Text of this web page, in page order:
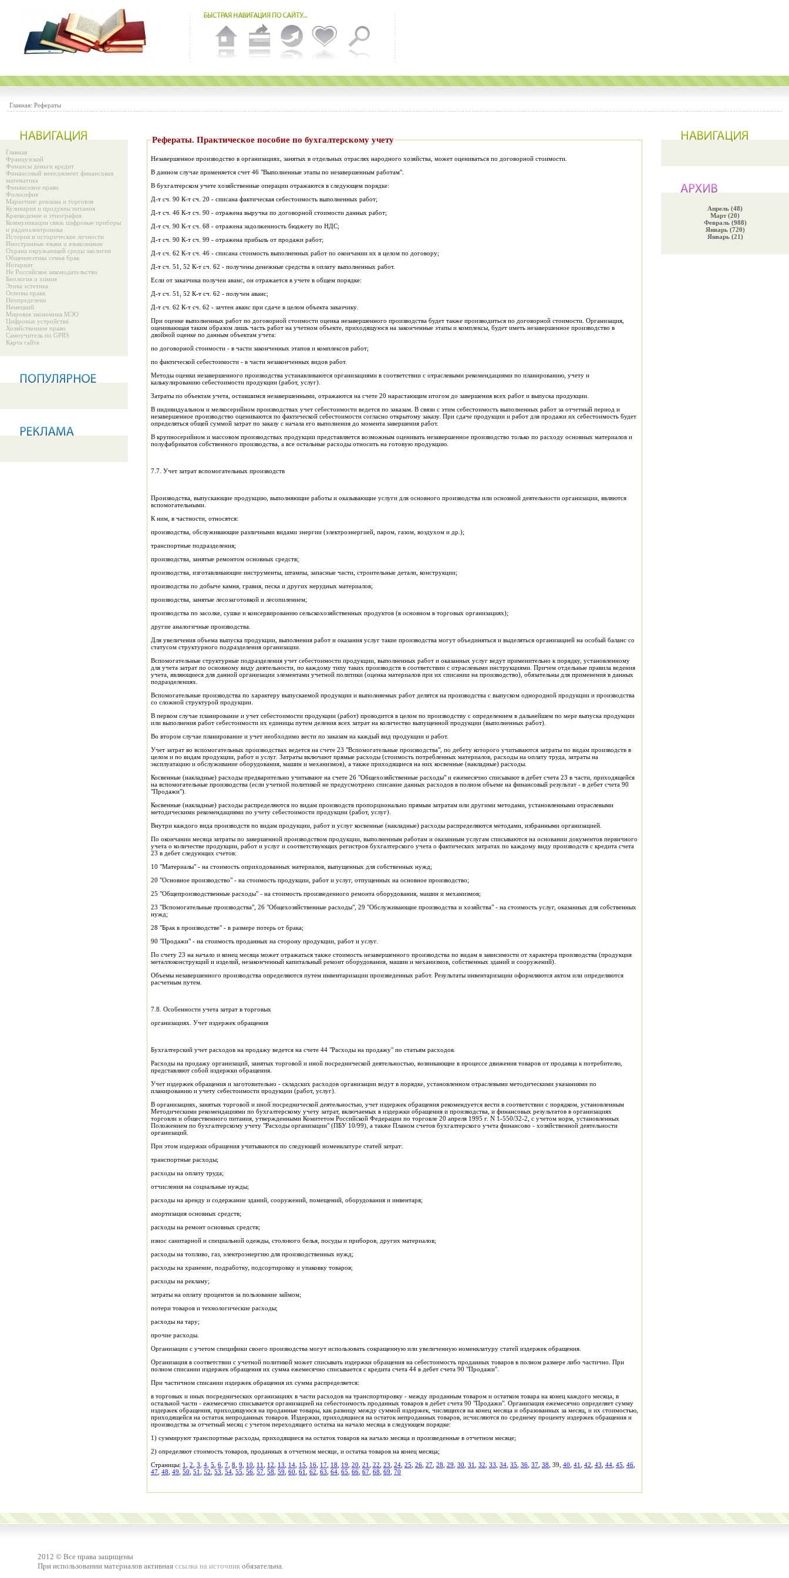
Главная: Рефераты
Главная
Французский
Финансы деньги кредит
Финансовый менеджмент финансовая
математика
Финансовое право
Философия
Маркетинг реклама и торговля
Кулинария и продукты питания
Краеведение и этнография
Коммуникации связь цифровые приборы
и радиоэлектроника
История и исторические личности
Иностранные языки и языкознание
Охрана окружающей среды экология
Общениеэтика семья брак
Нотариат
Не Российское законодательство
Биология и химия
Этика эстетика
Основы права
Неопределено
Немецкий
Мировая экономика МЭО
Цифровые устройства
Хозяйственное право
Самоучитель по GPRS
Карта сайта
Рефераты. Практическое пособие по бухгалтерскому учету
Незавершенное производство в организациях, занятых в отдельных отраслях народного хозяйства, может оцениваться по договорной стоимости.
В данном случае применяется счет 46 "Выполненные этапы по незавершенным работам".
В бухгалтерском учете хозяйственные операции отражаются в следующем порядке:
Д-т сч. 90 К-т сч. 20 - списана фактическая себестоимость выполненных работ;
Д-т сч. 46 К-т сч. 90 - отражена выручка по договорной стоимости данных работ;
Д-т сч. 90 К-т сч. 68 - отражена задолженность бюджету по НДС;
Д-т сч. 90 К-т сч. 99 - отражена прибыль от продажи работ;
Д-т сч. 62 К-т сч. 46 - списана стоимость выполненных работ по окончании их в целом по договору;
Д-т сч. 51, 52 К-т сч. 62 - получены денежные средства в оплату выполненных работ.
Если от заказчика получен аванс, он отражается в учете в общем порядке:
Д-т сч. 51, 52 К-т сч. 62 - получен аванс;
Д-т сч. 62 К-т сч. 62 - зачтен аванс при сдаче в целом объекта заказчику.
При оценке выполненных работ по договорной стоимости оценка незавершенного производства будет также производиться по договорной стоимости. Организация,
оценивающая таким образом лишь часть работ на учетном объекте, приходящуюся на законченные этапы и комплексы, будет иметь незавершенное производство в
двойной оценке по данным объектам учета:
по договорной стоимости - в части законченных этапов и комплексов работ;
по фактической себестоимости - в части незаконченных видов работ.
Методы оценки незавершенного производства устанавливаются организациями в соответствии с отраслевыми рекомендациями по планированию, учету и
калькулированию себестоимости продукции (работ, услуг).
Затраты по объектам учета, оставшимся незавершенными, отражаются на счете 20 нарастающим итогом до завершения всех работ и выпуска продукции.
В индивидуальном и мелкосерийном производствах учет себестоимости ведется по заказам. В связи с этим себестоимость выполненных работ за отчетный период и
незавершенное производство оцениваются по фактической себестоимости согласно открытому заказу. При сдаче продукции и работ для продажи их себестоимость будет
определяться общей суммой затрат по заказу с начала его выполнения до момента завершения работ.
В крупносерийном и массовом производствах продукции представляется возможным оценивать незавершенное производство только по расходу основных материалов и
полуфабрикатов собственного производства, а все остальные расходы относить на готовую продукцию.
7.7. Учет затрат вспомогательных производств
Производства, выпускающие продукцию, выполняющие работы и оказывающие услуги для основного производства или основной деятельности организации, являются
вспомогательными.
К ним, в частности, относятся:
производства, обслуживающие различными видами энергии (электроэнергией, паром, газом, воздухом и др.);
транспортные подразделения;
производства, занятые ремонтом основных средств;
производства, изготавливающие инструменты, штампы, запасные части, строительные детали, конструкции;
производства по добыче камня, гравия, песка и других нерудных материалов;
производства, занятые лесозаготовкой и лесопилением;
производства по засолке, сушке и консервированию сельскохозяйственных продуктов (в основном в торговых организациях);
другие аналогичные производства.
Для увеличения объема выпуска продукции, выполнения работ и оказания услуг такие производства могут объединяться и выделяться организацией на особый баланс со
статусом структурного подразделения организации.
Вспомогательные структурные подразделения учет себестоимости продукции, выполненных работ и оказанных услуг ведут применительно к порядку, установленному
для учета затрат по основному виду деятельности, по каждому типу таких производств в соответствии с отраслевыми инструкциями. Причем отдельные правила ведения
учета, являющиеся для данной организации элементами учетной политики (оценка материалов при их списании на производство), обязательны для применения в данных
подразделениях.
Вспомогательные производства по характеру выпускаемой продукции и выполняемых работ делятся на производства с выпуском однородной продукции и производства
со сложной структурой продукции.
В первом случае планирование и учет себестоимости продукции (работ) проводится в целом по производству с определением в дальнейшем по мере выпуска продукции
или выполнения работ себестоимости их единицы путем деления всех затрат на количество выпущенной продукции (выполненных работ).
Во втором случае планирование и учет необходимо вести по заказам на каждый вид продукции и работ.
Учет затрат во вспомогательных производствах ведется на счете 23 "Вспомогательные производства", по дебету которого учитываются затраты по видам производств в
целом и по видам продукции, работ и услуг. Затраты включают прямые расходы (стоимость потребленных материалов, расходы на оплату труда, затраты на
эксплуатацию и обслуживание оборудования, машин и механизмов), а также приходящиеся на них косвенные (накладные) расходы.
Косвенные (накладные) расходы предварительно учитывают на счете 26 "Общехозяйственные расходы" и ежемесячно списывают в дебет счета 23 в части, приходящейся
на вспомогательные производства (если учетной политикой не предусмотрено списание данных расходов в полном объеме на финансовый результат - в дебет счета 90
"Продажи").
Косвенные (накладные) расходы распределяются по видам производств пропорционально прямым затратам или другими методами, установленными отраслевыми
методическими рекомендациями по учету себестоимости продукции (работ, услуг).
Внутри каждого вида производств по видам продукции, работ и услуг косвенные (накладные) расходы распределяются методами, избранными организацией.
По окончании месяца затраты по завершенной производством продукции, выполненным работам и оказанным услугам списываются на основании документов первичного
учета о количестве продукции, работ и услуг и соответствующих регистров бухгалтерского учета о фактических затратах по каждому виду производств с кредита счета
23 в дебет следующих счетов:
10 "Материалы" - на стоимость оприходованных материалов, выпущенных для собственных нужд;
20 "Основное производство" - на стоимость продукции, работ и услуг, отпущенных на основное производство;
25 "Общепроизводственные расходы" - на стоимость произведенного ремонта оборудования, машин и механизмов;
23 "Вспомогательные производства", 26 "Общехозяйственные расходы", 29 "Обслуживающие производства и хозяйства" - на стоимость услуг, оказанных для собственных
нужд;
28 "Брак в производстве" - в размере потерь от брака;
90 "Продажи" - на стоимость проданных на сторону продукции, работ и услуг.
По счету 23 на начало и конец месяца может отражаться также стоимость незавершенного производства по видам в зависимости от характера производства (продукция
металлоконструкций и изделий, незаконченный капитальный ремонт оборудования, машин и механизмов, собственных зданий и сооружений).
Объемы незавершенного производства определяются путем инвентаризации произведенных работ. Результаты инвентаризации оформляются актом или определяются
расчетным путем.
7.8. Особенности учета затрат в торговых
организациях. Учет издержек обращения
Бухгалтерский учет расходов на продажу ведется на счете 44 "Расходы на продажу" по статьям расходов.
Расходы на продажу организаций, занятых торговой и иной посреднической деятельностью, возникающие в процессе движения товаров от продавца к потребителю,
представляют собой издержки обращения.
Учет издержек обращения и заготовительно - складских расходов организации ведут в порядке, установленном отраслевыми методическими указаниями по
планированию и учету себестоимости продукции (работ, услуг).
В организациях, занятых торговой и иной посреднической деятельностью, учет издержек обращения рекомендуется вести в соответствии с порядком, установленным
Методическими рекомендациями по бухгалтерскому учету затрат, включаемых в издержки обращения и производства, и финансовых результатов в организациях
торговли и общественного питания, утвержденными Комитетом Российской Федерации по торговле 20 апреля 1995 г. N 1-550/32-2, с учетом норм, установленных
Положением по бухгалтерскому учету "Расходы организации" (ПБУ 10/99), а также Планом счетов бухгалтерского учета финансово - хозяйственной деятельности
организаций.
При этом издержки обращения учитываются по следующей номенклатуре статей затрат:
транспортные расходы;
расходы на оплату труда;
отчисления на социальные нужды;
расходы на аренду и содержание зданий, сооружений, помещений, оборудования и инвентаря;
амортизация основных средств;
расходы на ремонт основных средств;
износ санитарной и специальной одежды, столового белья, посуды и приборов, других материалов;
расходы на топливо, газ, электроэнергию для производственных нужд;
расходы на хранение, подработку, подсортировку и упаковку товаров;
расходы на рекламу;
затраты на оплату процентов за пользование займом;
потери товаров и технологические расходы;
расходы на тару;
прочие расходы.
Организации с учетом специфики своего производства могут использовать сокращенную или увеличенную номенклатуру статей издержек обращения.
Организация в соответствии с учетной политикой может списывать издержки обращения на себестоимость проданных товаров в полном размере либо частично. При
полном списании издержек обращения их сумма ежемесячно списывается с кредита счета 44 в дебет счета 90 "Продажи".
При частичном списании издержек обращения их сумма распределяется:
в торговых и иных посреднических организациях в части расходов на транспортировку - между проданным товаром и остатком товара на конец каждого месяца, в
остальной части - ежемесячно списывается организацией на себестоимость проданных товаров в дебет счета 90 "Продажи". Организация ежемесячно определяет сумму
издержек обращения, приходящуюся на проданные товары, как разницу между суммой издержек, числящихся на конец месяца и образованных за месяц, и их стоимостью,
приходящейся на остаток непроданных товаров. Издержки, приходящиеся на остаток непроданных товаров, исчисляются по среднему проценту издержек обращения и
производства за отчетный месяц с учетом переходящего остатка на начало месяца в следующем порядке:
1) суммируют транспортные расходы, приходящиеся на остаток товаров на начало месяца и произведенные в отчетном месяце;
2) определяют стоимость товаров, проданных в отчетном месяце, и остатка товаров на конец месяца;
Страницы: 1 2 3 4 5 6 7 8 9 10 11 12 13 14 15 16 17 18 19 20 21 22 23 24 25 26 27 28 29 30 31 32 33 34 35 36 37 38 , 39, 40 41 42 43 44 45 46
47 48 49 50 51 52 53 54 55 56 57 58 59 60 61 62 63 64 65 66 67 68 69 70
Апрель (48)
Март (20)
Февраль (988)
Январь (720)
Январь (21)
2012 © Все права защищены
При использовании материалов активная ссылка на источник обязательна.